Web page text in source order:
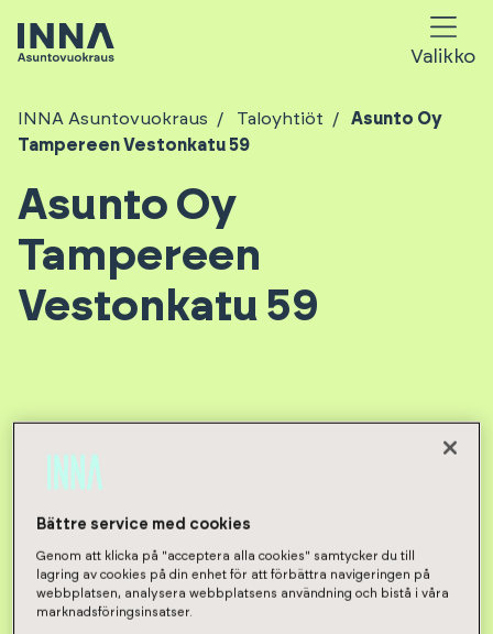
Valikko
INNA Asuntovuokraus Taloyhtiöt
Asunto Oy
Tampereen Vestonkatu 59
Asunto Oy
Tampereen
Vestonkatu 59
Bättre service med cookies
Genom att klicka på "acceptera alla cookies" samtycker du till
lagring av cookies på din enhet för att förbättra navigeringen på
webbplatsen, analysera webbplatsens användning och bistå i våra
marknadsföringsinsatser.